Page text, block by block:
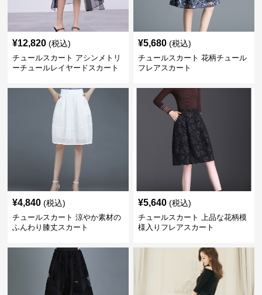
¥12,820 (税込)
チュールスカート アシンメトリ
ーチュールレイヤードスカート
¥5,680 (税込)
チュールスカート 花柄チュール
フレアスカート
¥4,840 (税込)
チュールスカート 涼やか素材の
ふんわり膝丈スカート
¥5,640 (税込)
チュールスカート 上品な花柄模
様入りフレアスカート